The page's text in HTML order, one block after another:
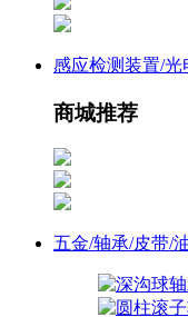
感应检测装置/光
商城推荐
五金/轴承/皮带/